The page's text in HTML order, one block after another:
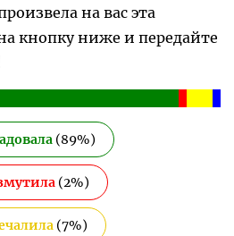
на вас эта
кнопку ниже и передайте
(89%)
(2%)
(7%)